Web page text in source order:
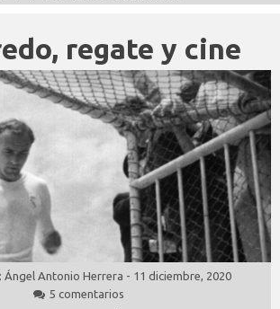
regate y cine
Ángel Antonio Herrera - 11 diciembre, 2020
5 comentarios